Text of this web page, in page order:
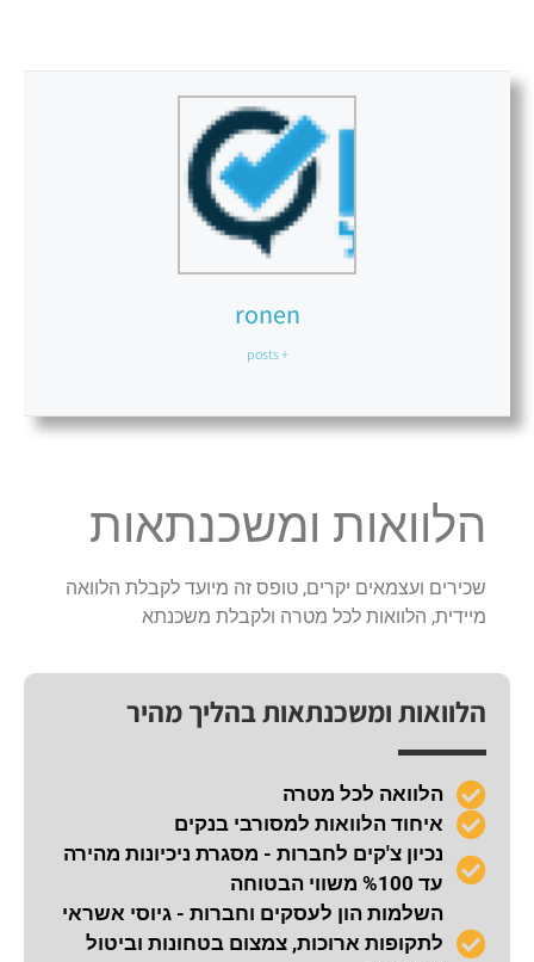
ronen
+ posts
הלוואות ומשכנתאות
שכירים ועצמאים יקרים, טופס זה מיועד לקבלת הלוואה
מיידית, הלוואות לכל מטרה ולקבלת משכנתא
הלוואות ומשכנתאות בהליך מהיר
הלוואה לכל מטרה
איחוד הלוואות למסורבי בנקים
נכיון צ'קים לחברות - מסגרת ניכיונות מהירה
עד %100 משווי הבטוחה
השלמות הון לעסקים וחברות - גיוסי אשראי
לתקופות ארוכות, צמצום בטחונות וביטול